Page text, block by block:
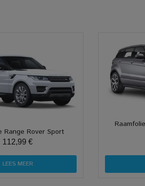
Range Rover Sport
112,99 €
LEES MEER